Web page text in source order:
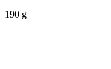
190 g